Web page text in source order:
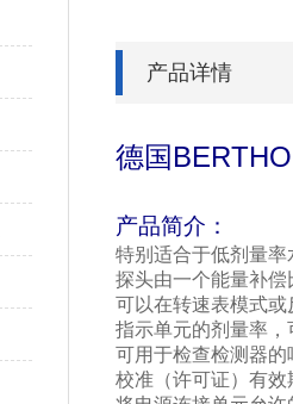
产品详情
德国
产品简介：
特别适合于低剂量
探头由一个能量补
可以在转速表模式或
指示单元的剂量率，
可用于检查检测器
校准（许可证）有效